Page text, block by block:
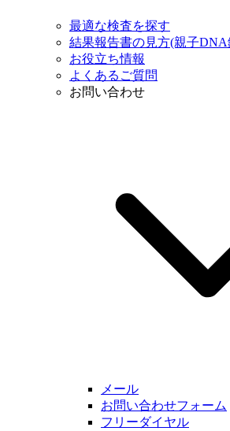
最適な検査を探す
結果報告書の見方(親子DNA
お役立ち情報
よくあるご質問
お問い合わせ
メール
お問い合わせフォーム
フリーダイヤル